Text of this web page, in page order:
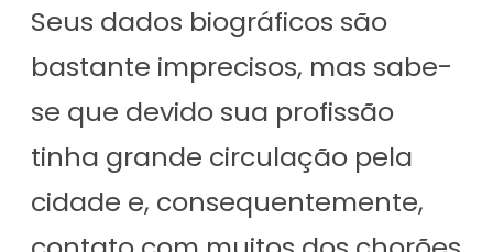
Seus dados biográficos são
bastante imprecisos, mas sabe-
se que devido sua profissão
tinha grande circulação pela
cidade e, consequentemente,